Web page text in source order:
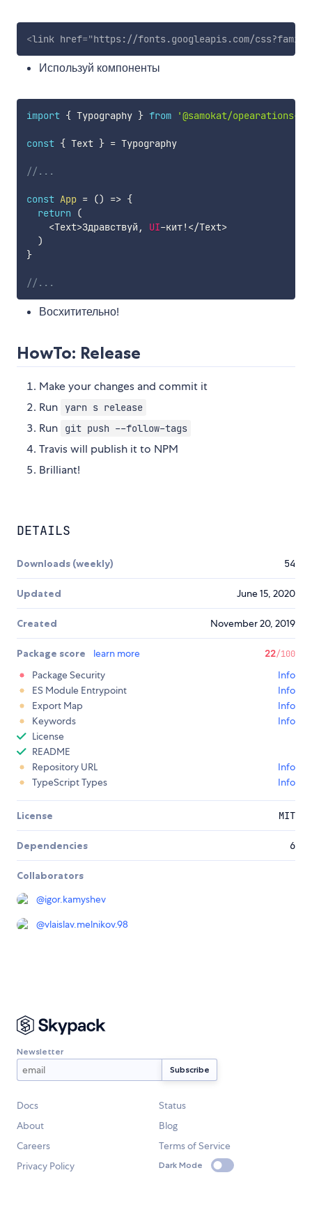
<link href="https://fonts.googleapis.com/
Используй компоненты
import { Typography } from '@samokat/opearations-
const { Text } = Typography
//...
const App = () => {
return
(
<Text>Здравствуй , UI-кит! </Text>
)
}
//...
Восхитительно!
HowTo: Release
Make your changes and commit it
Run
yarn s release
Run git push --follow-tags
Travis will publish it to NPM
Brilliant!
DETAILS
Downloads (weekly) 54
Updated June 15, 2020
Created November 20, 2019
Package score learn more 22/100
Package Security
Info
ES Module Entrypoint
Info
Export Map
Info
Keywords
Info
License
README
Repository URL
Info
TypeScript Types
Info
License MIT
Dependencies 6
Collaborators
@igor.kamyshev
@vlaislav.melnikov.98
Newsletter
Docs
Status
About
Blog
Careers
Terms of Service
Privacy Policy
Dark Mode